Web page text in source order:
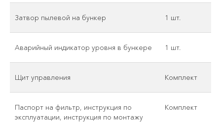
Затвор пылевой на бункер 1 шт.
Аварийный индикатор уровня в бункере 1 шт.
Щит управления Комплект
Паспорт на фильтр, инструкция по
эксплуатации, инструкция по монтажу
Комплект